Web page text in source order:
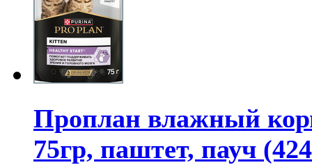
Проплан влажный
75гр, паштет, пауч